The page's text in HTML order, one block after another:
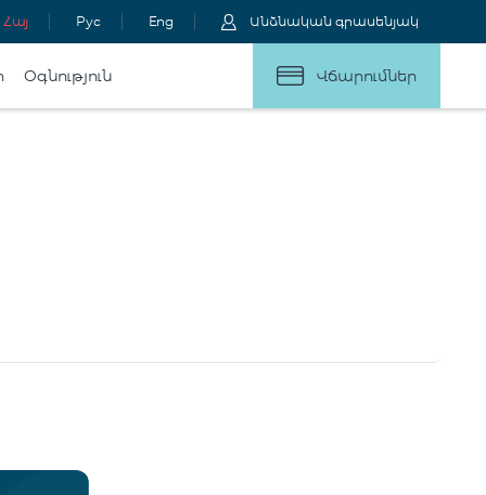
Հայ Рус Eng Անձնական գրասենյակ
Օգնություն Վճարումներ